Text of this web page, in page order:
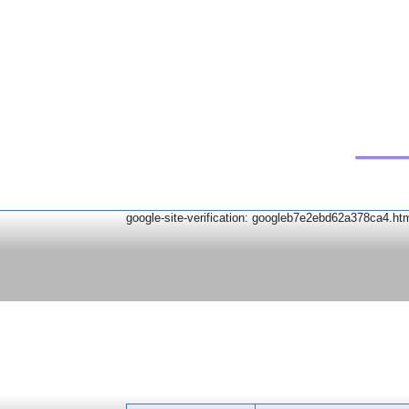
google-site-verification: